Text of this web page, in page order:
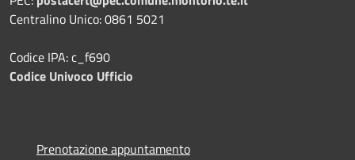
Centralino Unico: 0861 5021
Codice IPA: c_f690
Codice Univoco Ufficio
Prenotazione appuntamento